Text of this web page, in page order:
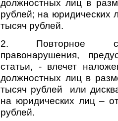
должностных лиц в
рублей; на юридических
тысяч рублей.
2. Повторное
правонарушения,
статьи, - влечет
должностных лиц в
тысяч рублей
или
на юридических лиц –
рублей.